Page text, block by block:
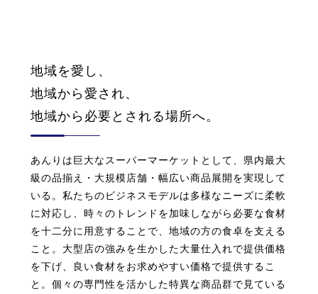
地域を愛し、
地域から愛され、
地域から必要とされる場所へ。
あんりは巨大なスーパーマーケットとして、県内最大
級の品揃え・大規模店舗・幅広い商品展開を実現して
いる。私たちのビジネスモデルは多様なニーズに柔軟
に対応し、時々のトレンドを加味しながら必要な食材
を十二分に用意することで、地域の方の食卓を支える
こと。大型店の強みを生かした大量仕入れで提供価格
を下げ、良い食材をお求めやすい価格で提供するこ
と。個々の専門性を活かした特異な商品群で見ている